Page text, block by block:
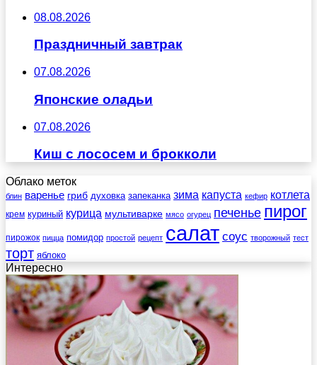
08.08.2026
Праздничный завтрак
07.08.2026
Японские оладьи
07.08.2026
Киш с лососем и брокколи
Облако меток
блин варенье гриб духовка запеканка зима капуста кефир котлета
крем куриный курица мультиварке мясо огурец печенье пирог
пирожок пицца помидор простой рецепт салат соус творожный тест
торт яблоко
Интересно